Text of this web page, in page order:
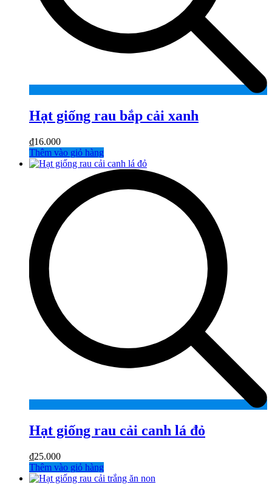
Hạt giống rau bắp cải xanh
₫16.000
Thêm vào giỏ hàng
Hạt giống rau cải canh lá đỏ
₫25.000
Thêm vào giỏ hàng